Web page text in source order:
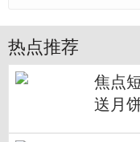
热点推荐
焦点
送月